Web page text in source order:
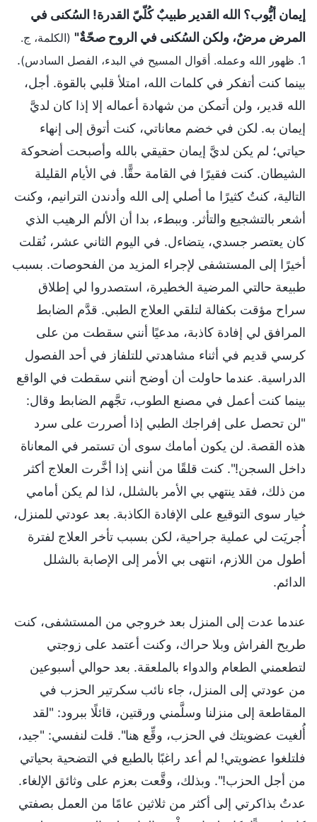
إيمان أيُّوب؟ الله القدير طبيبٌ كُلّيّ القدرة! السُكنى في
المرض مرضٌ، ولكن السُكنى في الروح صحّةٌ" (الكلمة، ج.
1. ظهور الله وعمله. أقوال المسيح في البدء، الفصل السادس)
.
بينما كنت أتفكر في كلمات الله، امتلأ قلبي بالقوة. أجل،
الله قدير، ولن أتمكن من شهادة أعماله إلا إذا كان لديَّ
إيمان به. لكن في خضم معاناتي، كنت أتوق إلى إنهاء
حياتي؛ لم يكن لديَّ إيمان حقيقي بالله وأصبحت أضحوكة
الشيطان. كنت فقيرًا في القامة حقًّا. في الأيام القليلة
التالية، كنتُ كثيرًا ما أصلي إلى الله وأدندن الترانيم، وكنت
أشعر بالتشجيع والتأثر. وببطء، بدا أن الألم الرهيب الذي
كان يعتصر جسدي، يتضاءل. في اليوم الثاني عشر، نُقلت
أخيرًا إلى المستشفى لإجراء المزيد من الفحوصات. بسبب
طبيعة حالتي المرضية الخطيرة، استصدروا لي إطلاق
سراح مؤقت بكفالة لتلقي العلاج الطبي. قدَّم الضابط
المرافق لي إفادة كاذبة، مدعيًا أنني سقطت من على
كرسي قديم في أثناء مشاهدتي للتلفاز في أحد الفصول
الدراسية. عندما حاولت أن أوضح أنني سقطت في الواقع
بينما كنت أعمل في مصنع الطوب، تجَّهم الضابط وقال:
"لن تحصل على إفراجك الطبي إذا أصررت على سرد
هذه القصة. لن يكون أمامك سوى أن تستمر في المعاناة
داخل السجن!". كنت قلقًا من أنني إذا أخَّرت العلاج أكثر
من ذلك، فقد ينتهي بي الأمر بالشلل، لذا لم يكن أمامي
خيار سوى التوقيع على الإفادة الكاذبة. بعد عودتي للمنزل،
أُجريَت لي عملية جراحية، لكن بسبب تأخر العلاج لفترة
أطول من اللازم، انتهى بي الأمر إلى الإصابة بالشلل
الدائم.
عندما عدت إلى المنزل بعد خروجي من المستشفى، كنت
طريح الفراش وبلا حراك، وكنت أعتمد على زوجتي
لتطعمني الطعام والدواء بالملعقة. بعد حوالي أسبوعين
من عودتي إلى المنزل، جاء نائب سكرتير الحزب في
المقاطعة إلى منزلنا وسلَّمني ورقتين، قائلًا ببرود: "لقد
أُلغيت عضويتك في الحزب، وقِّع هنا". قلت لنفسي: "جيد،
فلتلغوا عضويتي! لم أعد راغبًا بالطبع في التضحية بحياتي
من أجل الحزب!". وبذلك، وقَّعت بعزم على وثائق الإلغاء.
عدتُ بذاكرتي إلى أكثر من ثلاثين عامًا من العمل بصفتي